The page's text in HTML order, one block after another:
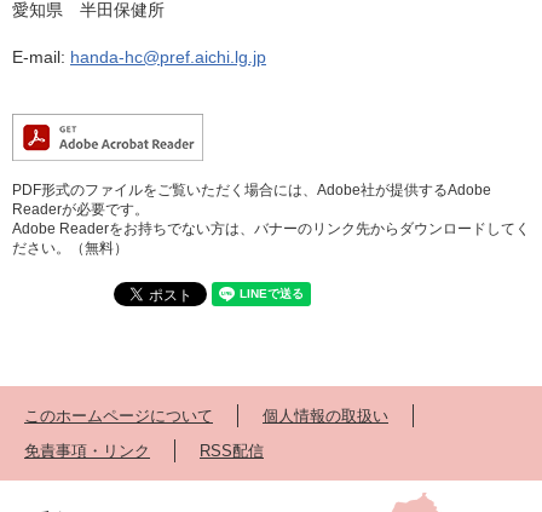
愛知県 半田保健所
E-mail: handa-hc@pref.aichi.lg.jp
PDF形式のファイルをご覧いただく場合には、Adobe社が提供するAdobe
Readerが必要です。
Adobe Readerをお持ちでない方は、バナーのリンク先からダウンロードしてく
ださい。（無料）
このホームページについて
個人情報の取扱い
免責事項・リンク
RSS配信